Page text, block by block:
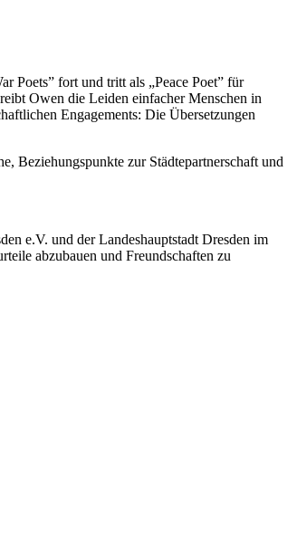
Poets” fort und tritt als „Peace Poet” für
Owen die Leiden einfacher Menschen in
Engagements: Die Übersetzungen
Beziehungspunkte zur Städtepartnerschaft und
e.V. und der Landeshauptstadt Dresden im
abzubauen und Freundschaften zu